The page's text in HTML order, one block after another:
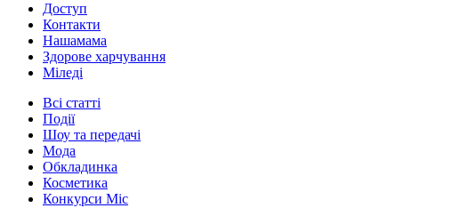
Доступ
Контакти
Нашамама
Здорове харчування
Міледі
Всі статті
Події
Шоу та передачі
Мода
Обкладинка
Косметика
Конкурси Міс